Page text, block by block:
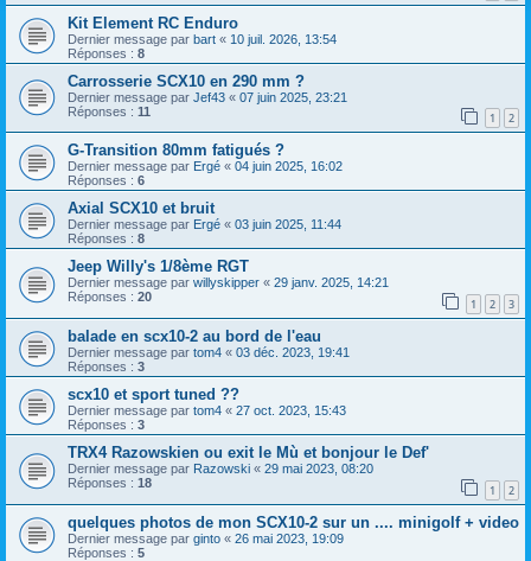
Kit Element RC Enduro
Dernier message par bart « 10 juil. 2026, 13:54
Réponses : 8
Carrosserie SCX10 en 290 mm ?
Dernier message par Jef43 « 07 juin 2025, 23:21
Réponses : 11 1 2
G-Transition 80mm fatigués ?
Dernier message par Ergé « 04 juin 2025, 16:02
Réponses : 6
Axial SCX10 et bruit
Dernier message par Ergé « 03 juin 2025, 11:44
Réponses : 8
Jeep Willy's 1/8ème RGT
Dernier message par willyskipper « 29 janv. 2025, 14:21
Réponses : 20 1 2 3
balade en scx10-2 au bord de l'eau
Dernier message par tom4 « 03 déc. 2023, 19:41
Réponses : 3
scx10 et sport tuned ??
Dernier message par tom4 « 27 oct. 2023, 15:43
Réponses : 3
TRX4 Razowskien ou exit le Mù et bonjour le Def'
Dernier message par Razowski « 29 mai 2023, 08:20
Réponses : 18 1 2
quelques photos de mon SCX10-2 sur un .... minigolf + video
Dernier message par ginto « 26 mai 2023, 19:09
Réponses : 5